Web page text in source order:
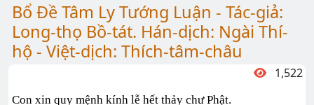
Bổ Đề Tâm Ly Tướng Luận - Tác-giả:
Long-thọ Bồ-tát. Hán-dịch: Ngài Thí-
hộ - Việt-dịch: Thích-tâm-châu
1,522
Con xin quy mệnh kính lễ hết thảy chư Phật.